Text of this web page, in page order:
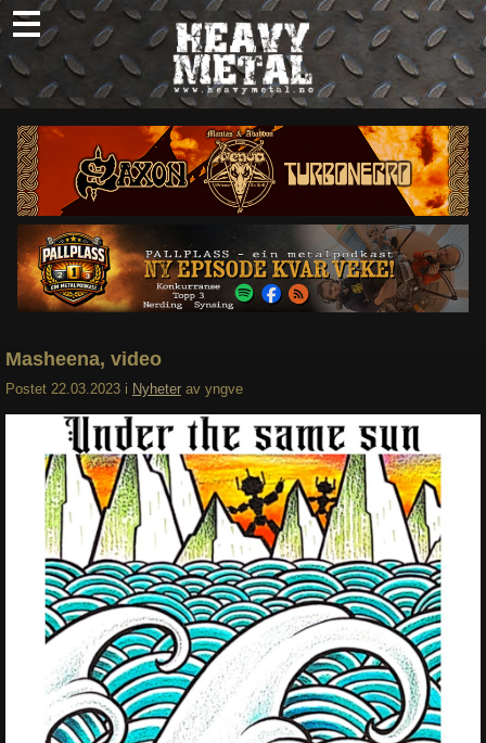
Skip
to
content
Nyheter
Omtaler
Intervjuer
Om oss
Abonner
Søk
Masheena, video
Postet 22.03.2023 i Nyheter av yngve